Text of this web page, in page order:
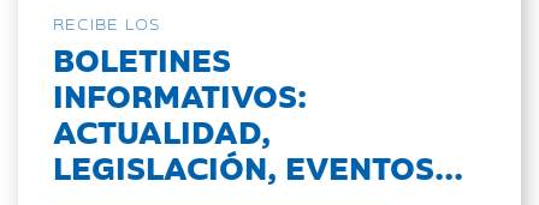
RECIBE LOS
BOLETINES
INFORMATIVOS:
ACTUALIDAD,
LEGISLACIÓN, EVENTOS...